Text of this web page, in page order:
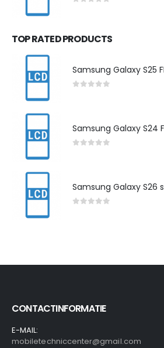
TOP RATED PRODUCTS
Samsung Galaxy S25
Samsung Galaxy S24
Samsung Galaxy S26
CONTACTINFORMATIE
E-MAIL:
mobiletechniccenter@gmail.com